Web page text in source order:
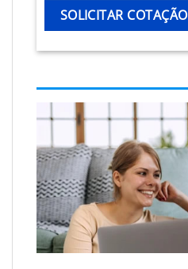
SOLICITAR COTAÇÃO